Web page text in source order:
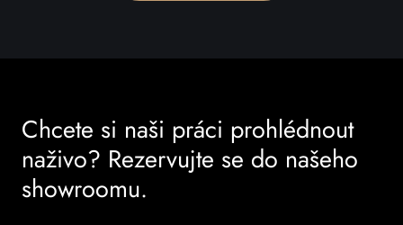
Chcete si naši práci prohlédnout
naživo? Rezervujte se do našeho
showroomu.